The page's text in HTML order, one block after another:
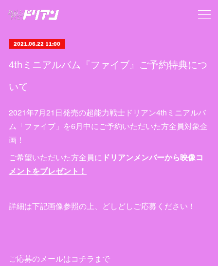
2021.06.22 11:00
4thミニアルバム『ファイブ』ご予約特典につ
いて
2021年7月21日発売の超能力戦士ドリアン4thミニアルバ
ム「ファイブ」を6月中にご予約いただいた方全員対象企
画！
ご希望いただいた方全員に ドリアンメンバーから映像コ
メントをプレゼント！
詳細は下記画像参照の上、どしどしご応募ください！
ご応募のメールはコチラまで